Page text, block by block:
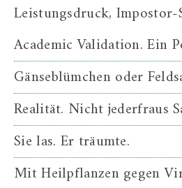
Leistungsdruck,
Academic Validation. Ein
Gänseblümchen oder
Realität. Nicht jederfraus
Sie las. Er träumte.
Mit Heilpflanzen gegen